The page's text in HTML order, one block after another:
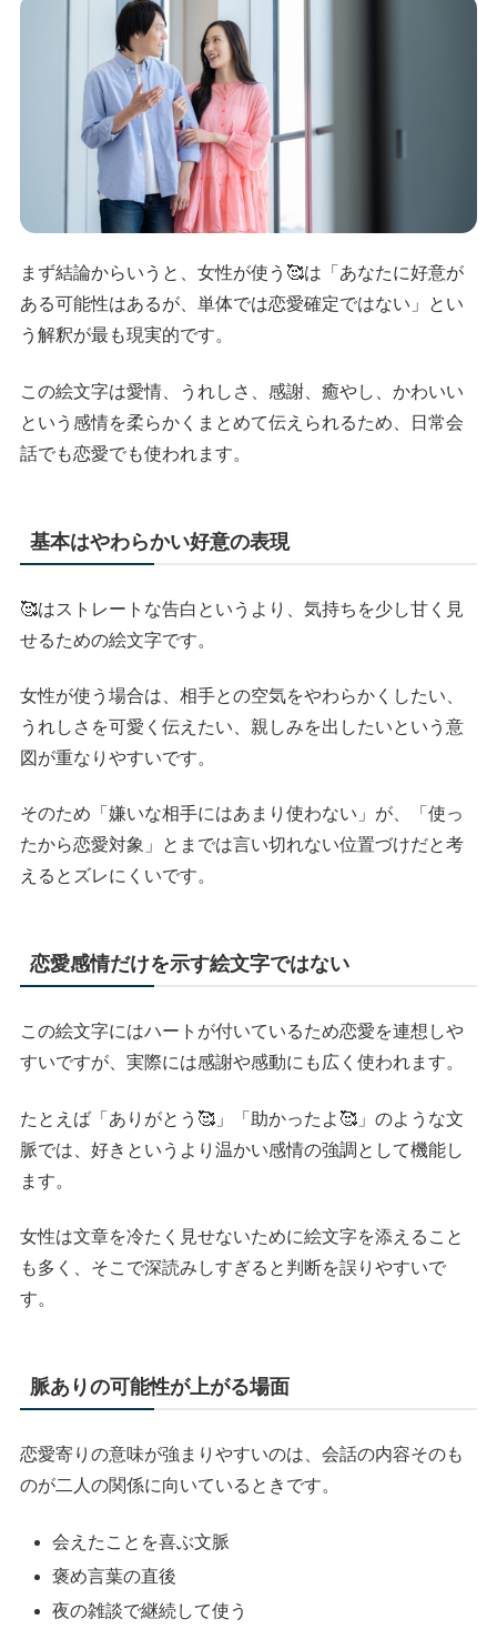
まず結論からいうと、女性が使う🥰は「あなたに好意が
ある可能性はあるが、単体では恋愛確定ではない」とい
う解釈が最も現実的です。
この絵文字は愛情、うれしさ、感謝、癒やし、かわいい
という感情を柔らかくまとめて伝えられるため、日常会
話でも恋愛でも使われます。
基本はやわらかい好意の表現
🥰はストレートな告白というより、気持ちを少し甘く見
せるための絵文字です。
女性が使う場合は、相手との空気をやわらかくしたい、
うれしさを可愛く伝えたい、親しみを出したいという意
図が重なりやすいです。
そのため「嫌いな相手にはあまり使わない」が、「使っ
たから恋愛対象」とまでは言い切れない位置づけだと考
えるとズレにくいです。
恋愛感情だけを示す絵文字ではない
この絵文字にはハートが付いているため恋愛を連想しや
すいですが、実際には感謝や感動にも広く使われます。
たとえば「ありがとう🥰」「助かったよ🥰」のような文
脈では、好きというより温かい感情の強調として機能し
ます。
女性は文章を冷たく見せないために絵文字を添えること
も多く、そこで深読みしすぎると判断を誤りやすいで
す。
脈ありの可能性が上がる場面
恋愛寄りの意味が強まりやすいのは、会話の内容そのも
のが二人の関係に向いているときです。
会えたことを喜ぶ文脈
褒め言葉の直後
夜の雑談で継続して使う